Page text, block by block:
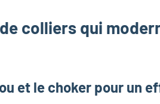
colliers qui
et le choker pour un